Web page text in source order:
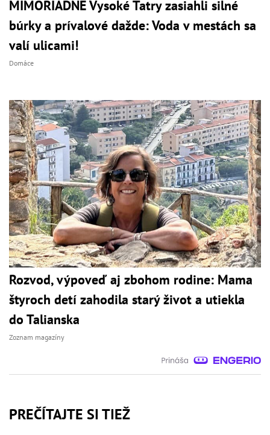
MIMORIADNE Vysoké Tatry zasiahli silné
búrky a prívalové dažde: Voda v mestách sa
valí ulicami!
Domáce
Rozvod, výpoveď aj zbohom rodine: Mama
štyroch detí zahodila starý život a utiekla
do Talianska
Zoznam magazíny
PREČÍTAJTE SI TIEŽ